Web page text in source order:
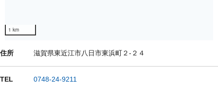
住所 滋賀県東近江市八日市東浜町２-２４
TEL 0748-24-9211
1 km